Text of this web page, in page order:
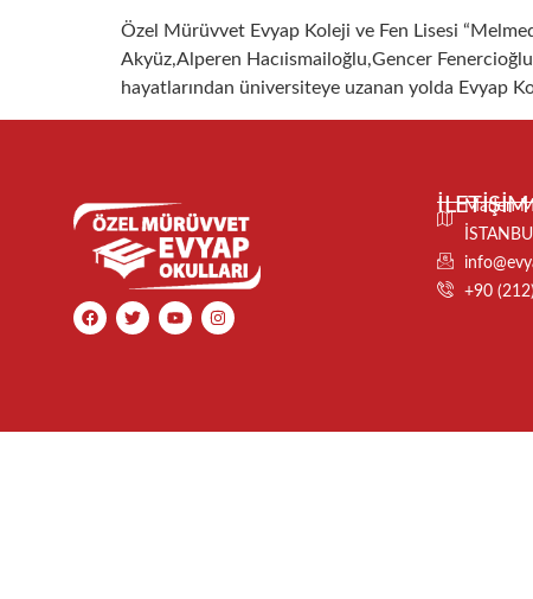
Özel Mürüvvet Evyap Koleji ve Fen Lisesi
Akyüz,Alperen Hacıismailoğlu,Gencer
hayatlarından üniversiteye uzanan yolda Evyap
İLETİŞİM
Maden
+90